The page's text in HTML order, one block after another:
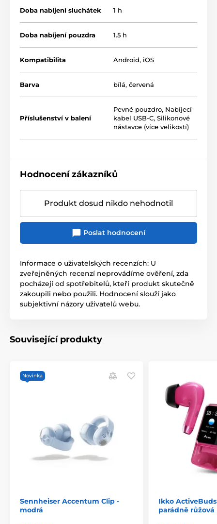
Doba nabíjení sluchátek 1 h
Doba nabíjení pouzdra 1.5 h
Kompatibilita Android, iOS
Barva bílá, červená
Příslušenství v balení
Pevné pouzdro, Nabíjecí
kabel USB-C, Silikonové
nástavce (více velikostí)
Hodnocení zákazníků
Produkt dosud nikdo nehodnotil
Poslat hodnocení
Informace o uživatelských recenzích: U
zveřejněných recenzí neprovádíme ověření, zda
pocházejí od spotřebitelů, kteří produkt skutečně
zakoupili nebo použili. Hodnocení slouží jako
subjektivní názory uživatelů webu.
Související produkty
Novinka
Sennheiser Accentum Clip -
modrá
Ikko
parádně růžová